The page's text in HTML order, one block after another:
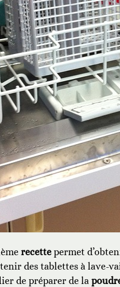
recette permet
des tablettes à lave-
de préparer de la